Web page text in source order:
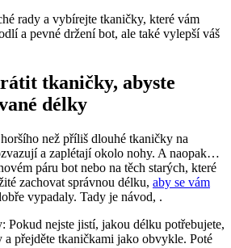
rady a vybírejte tkaničky, které vám
a pevné ⁣držení bot,‌ ale také vylepší váš‍
tkaničky, abyste
délky
než příliš dlouhé tkaničky na
a zaplétají okolo nohy. A naopak…
páru ⁤bot nebo na těch starých, které
zachovat správnou délku, aby se vám
vypadaly. Tady ⁤je návod, .
Pokud nejste jistí, jakou​ délku potřebujete,
a ‌přejděte tkaničkami jako obvykle. Poté